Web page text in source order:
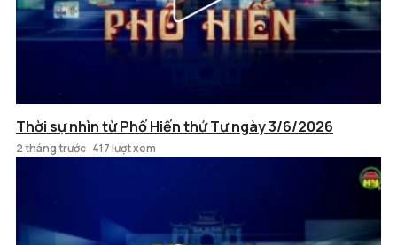
Thời sự nhìn từ Phố Hiến thứ Tư ngày 3/6/2026
2 tháng trước 417 lượt xem